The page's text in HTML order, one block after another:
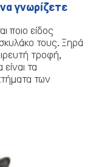
γνωρίζετε
ποιο είδος
τους. Ξηρά
τροφή,
τα
των